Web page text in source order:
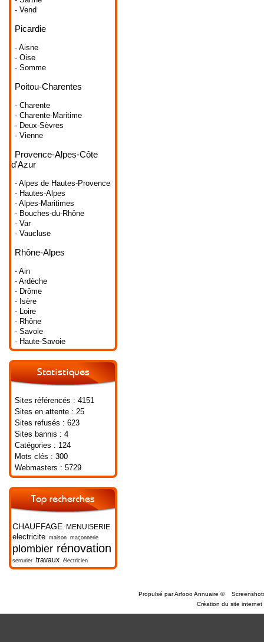
- Vend
Picardie
- Aisne
- Oise
- Somme
Poitou-Charentes
- Charente
- Charente-Maritime
- Deux-Sèvres
- Vienne
Provence-Alpes-Côte
d'Azur
- Alpes de Hautes-Provence
- Hautes-Alpes
- Alpes-Maritimes
- Bouches-du-Rhône
- Var
- Vaucluse
Rhône-Alpes
- Ain
- Ardèche
- Drôme
- Isère
- Loire
- Rhône
- Savoie
- Haute-Savoie
Statistiques
Sites référencés : 4151
Sites en attente : 25
Sites refusés : 623
Sites bannis : 4
Catégories : 124
Mots clés : 300
Webmasters : 5729
Top recherches
CHAUFFAGE MENUISERIE
electricite maison maçonnerie
plombier rénovation
serrurier travaux électricien
Propulsé parArfooo Annuaire ©
Création du site internet